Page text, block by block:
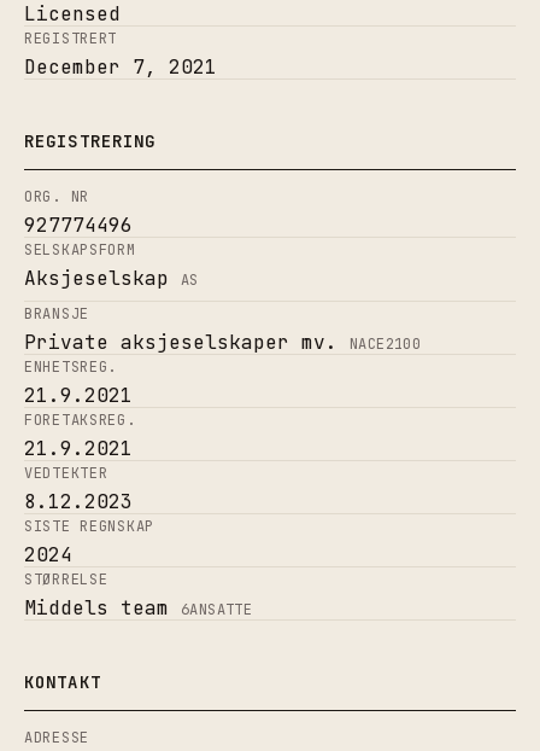
Licensed
REGISTRERT
December 7, 2021
REGISTRERING
ORG. NR
927774496
SELSKAPSFORM
Aksjeselskap
AS
BRANSJE
Private aksjeselskaper mv. NACE2100
ENHETSREG.
21.9.2021
FORETAKSREG.
21.9.2021
VEDTEKTER
8.12.2023
SISTE REGNSKAP
2024
STØRRELSE
Middels team 6ANSATTE
KONTAKT
ADRESSE